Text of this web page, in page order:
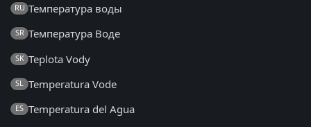
RU Температура воды
SR Температура Воде
SK Teplota Vody
SL Temperatura Vode
ES Temperatura del Agua